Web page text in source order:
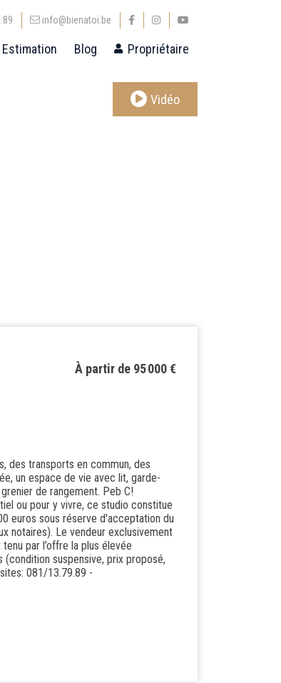
info@bienatoi.be
Estimation Blog Propriétaire
Vidéo
À partir de 95 000 €
des transports en commun, des
un espace de vie avec lit, garde-
de rangement. Peb C!
ou pour y vivre, ce studio constitue
euros sous réserve d'acceptation du
notaires). Le vendeur exclusivement
par l’offre la plus élevée
suspensive, prix proposé,
081/13.79.89 -